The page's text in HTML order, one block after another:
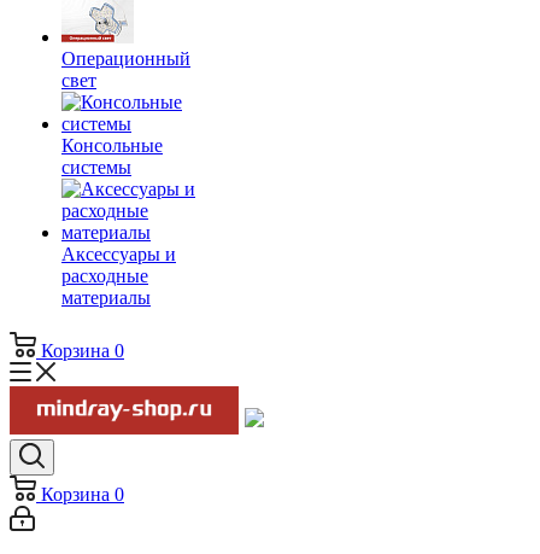
Операционный
свет
Консольные
системы
Аксессуары и
расходные
материалы
Корзина 0
Корзина 0